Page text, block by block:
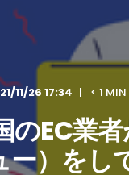
21/11/26 17:34 < 1 MIN
のEC業
ー）をし